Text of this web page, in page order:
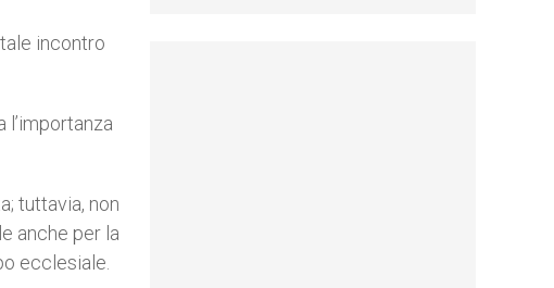
incontro
tuttavia, non
anche per la
ecclesiale.